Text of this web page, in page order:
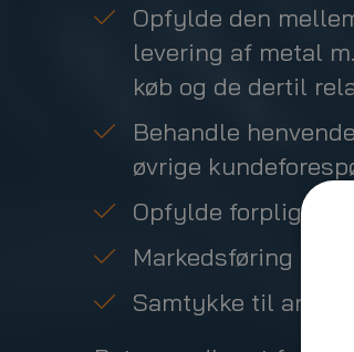
Opfylde den
levering af metal
køb og de dertil
Behandle
øvrige
Opfylde
Markedsføring
Samtykke til